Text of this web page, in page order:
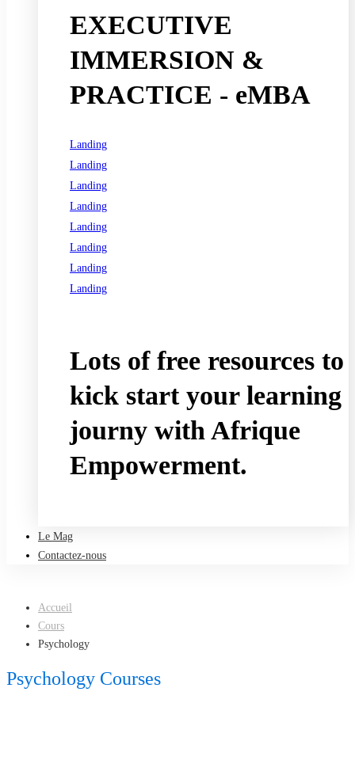
EXECUTIVE
IMMERSION &
PRACTICE - eMBA
Landing
Landing
Landing
Landing
Landing
Landing
Landing
Landing
Lots of free resources to
kick start your learning
journy with Afrique
Empowerment.
Le Mag
Contactez-nous
Accueil
Cours
Psychology
Psychology Courses